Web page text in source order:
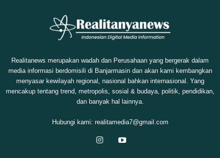
Realitanews merupakan wadah dan Perusahaan yang bergerak dalam
media informasi berdomisili di Banjarmasin dan akan kami kembangkan
menyasar kewilayah regional, nasional bahkan internasional. Yang
mencakup tentang trend, metropolis, sosial & budaya, politik, pendidikan,
dan banyak hal lainnya.
Hubungi kami: realitamedia7@gmail.com